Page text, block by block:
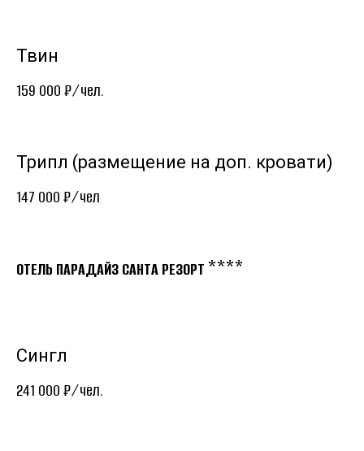
Твин
159 000 ₽/чел.
Трипл (размещение на доп. кровати)
147 000 ₽/чел
ОТЕЛЬ ПАРАДАЙЗ САНТА РЕЗОРТ ****
Сингл
241 000 ₽/чел.